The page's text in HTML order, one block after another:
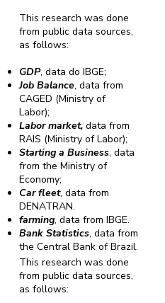
This research was done
from public data sources,
as follows:
GDP, data do IBGE;
Job Balance, data from
CAGED (Ministry of
Labor);
Labor market,data from
RAIS (Ministry of Labor);
Starting a Business, data
from the Ministry of
Economy;
Car fleet, data from
DENATRAN.
farming, data from IBGE.
Bank Statistics, data from
the Central Bank of Brazil.
This research was done
from public data sources,
as follows: